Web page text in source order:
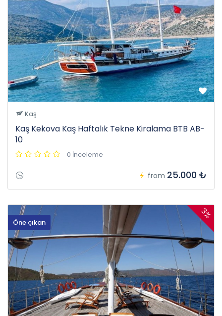
Kaş
Kaş Kekova Kaş Haftalık Tekne Kiralama BTB AB-
10
0 İnceleme
from 25.000 ₺
Öne çıkan
3%